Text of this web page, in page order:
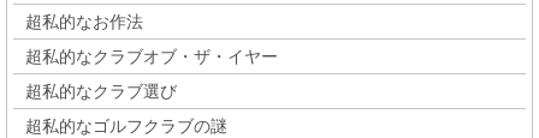
超私的なお作法
超私的なクラブオブ・ザ・イヤー
超私的なクラブ選び
超私的なゴルフクラブの謎